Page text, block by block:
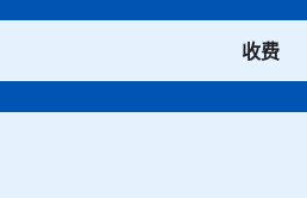
收费